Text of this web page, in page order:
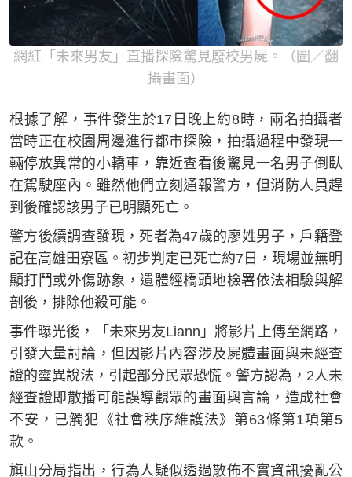
網紅「未來男友」直播探險驚見廢校男屍。（圖／翻
攝畫面）
根據了解，事件發生於17日晚上約8時，兩名拍攝者
當時正在校園周邊進行都市探險，拍攝過程中發現一
輛停放異常的小轎車，靠近查看後驚見一名男子倒臥
在駕駛座內。雖然他們立刻通報警方，但消防人員趕
到後確認該男子已明顯死亡。
警方後續調查發現，死者為47歲的廖姓男子，戶籍登
記在高雄田寮區。初步判定已死亡約7日，現場並無明
顯打鬥或外傷跡象，遺體經橋頭地檢署依法相驗與解
剖後，排除他殺可能。
事件曝光後，「未來男友Liann」將影片上傳至網路，
引發大量討論，但因影片內容涉及屍體畫面與未經查
證的靈異說法，引起部分民眾恐慌。警方認為，2人未
經查證即散播可能誤導觀眾的畫面與言論，造成社會
不安，已觸犯《社會秩序維護法》第63條第1項第5
款。
旗山分局指出，行為人疑似透過散佈不實資訊擾亂公